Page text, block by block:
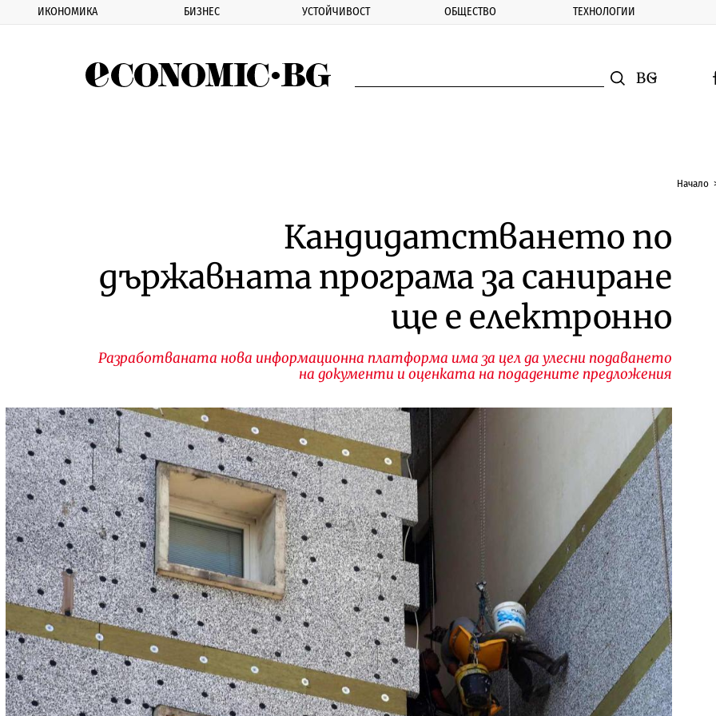
ИКОНОМИКА БИЗНЕС УСТОЙЧИВОСТ ОБЩЕСТВО ТЕХНОЛОГИИ
Смяна на
Начало
Кандидатстването по
държавната програма за саниране
ще е електронно
Разработваната нова информационна платформа има за цел да улесни подаването
на документи и оценката на подадените предложения